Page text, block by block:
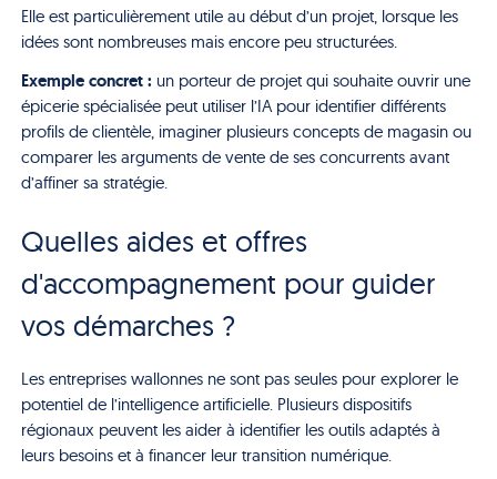
Elle est particulièrement utile au début d’un projet, lorsque les
idées sont nombreuses mais encore peu structurées.
Exemple concret : un porteur de projet qui souhaite ouvrir une
épicerie spécialisée peut utiliser l’IA pour identifier différents
profils de clientèle, imaginer plusieurs concepts de magasin ou
comparer les arguments de vente de ses concurrents avant
d’affiner sa stratégie.
Quelles aides et offres
d'accompagnement pour guider
vos démarches ?
Les entreprises wallonnes ne sont pas seules pour explorer le
potentiel de l’intelligence artificielle. Plusieurs dispositifs
régionaux peuvent les aider à identifier les outils adaptés à
leurs besoins et à financer leur transition numérique.